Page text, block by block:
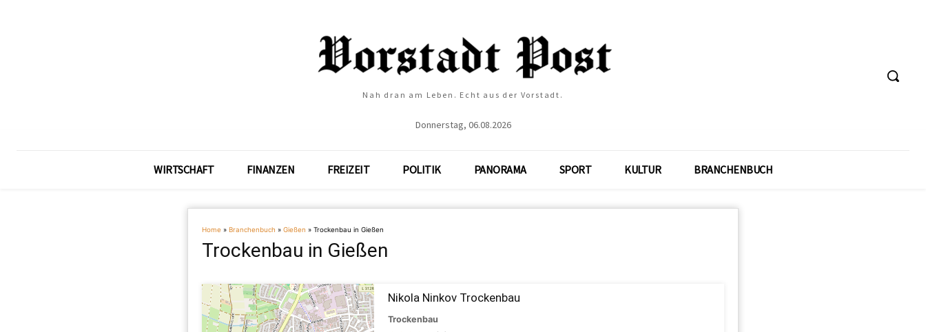
Nah dran am Leben. Echt aus der Vorstadt.
Donnerstag, 06.08.2026
WIRTSCHAFT FINANZEN FREIZEIT POLITIK PANORAMA SPORT KULTUR BRANCHENBUCH
Home » Branchenbuch » Gießen » Trockenbau in Gießen
Trockenbau in Gießen
Nikola Ninkov Trockenbau
Trockenbau